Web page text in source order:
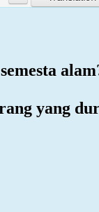
yang